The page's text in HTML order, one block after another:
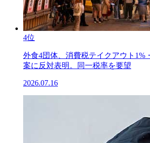
4位
外食4団体、消費税テイクアウト1%
案に反対表明。同一税率を要望
2026.07.16